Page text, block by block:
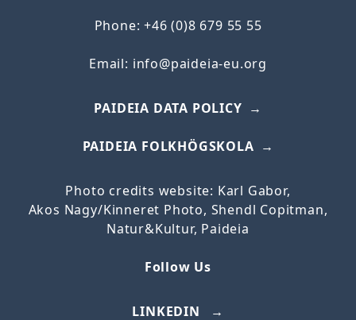
Phone: +46 (0)8 679 55 55
Email: info@paideia-eu.org
PAIDEIA DATA POLICY
PAIDEIA FOLKHÖGSKOLA
Photo credits website: Karl Gabor,
Akos Nagy/Kinneret Photo, Shendl Copitman,
Natur&Kultur, Paideia
Follow Us
LINKEDIN